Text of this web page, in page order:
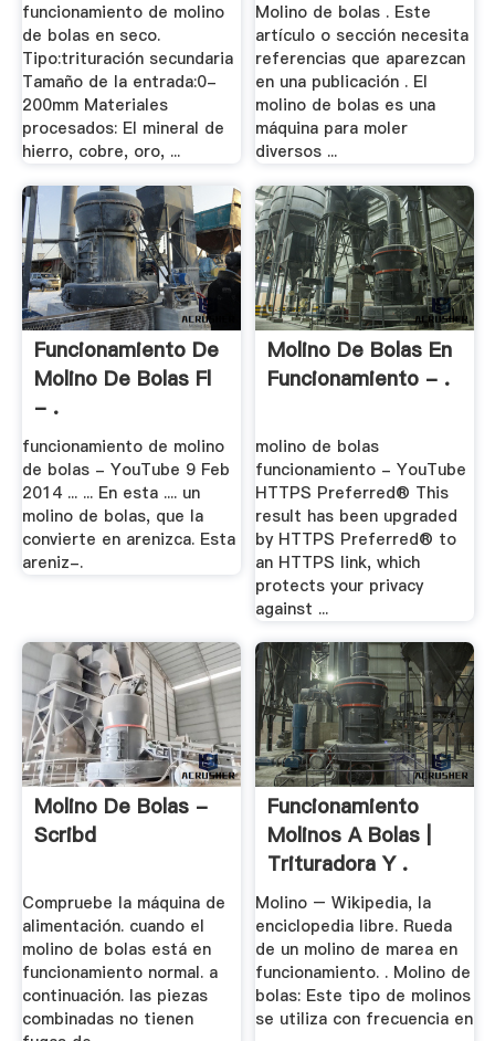
funcionamiento de molino
de bolas en seco.
Tipo:trituración secundaria
Tamaño de la entrada:0-
200mm Materiales
procesados: El mineral de
hierro, cobre, oro, ...
Molino de bolas . Este
artículo o sección necesita
referencias que aparezcan
en una publicación . El
molino de bolas es una
máquina para moler
diversos ...
Funcionamiento De
Molino De Bolas Fl
- .
funcionamiento de molino
de bolas - YouTube 9 Feb
2014 ... ... En esta .... un
molino de bolas, que la
convierte en arenizca. Esta
areniz-.
Molino De Bolas En
Funcionamiento - .
molino de bolas
funcionamiento - YouTube
HTTPS Preferred® This
result has been upgraded
by HTTPS Preferred® to
an HTTPS link, which
protects your privacy
against ...
Molino De Bolas -
Scribd
Compruebe la máquina de
alimentación. cuando el
molino de bolas está en
funcionamiento normal. a
continuación. las piezas
combinadas no tienen
Funcionamiento
Molinos A Bolas |
Trituradora Y .
Molino – Wikipedia, la
enciclopedia libre. Rueda
de un molino de marea en
funcionamiento. . Molino de
bolas: Este tipo de molinos
se utiliza con frecuencia en